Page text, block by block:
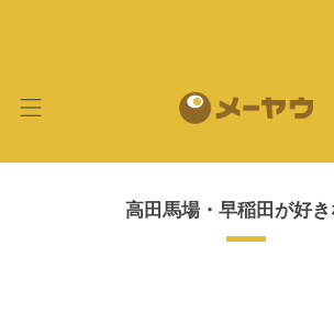
高田馬場・早稲田が好